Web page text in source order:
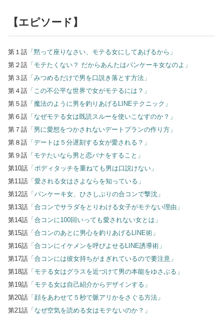
【エピソード】
第１話 「黙って座りなさい、モテる女にしてあげるから」
第２話 「モテたくない？ だからあんたはパンケーキ女なのよ」
第３話 「みつめるだけで男を口説き落とす方法」
第４話 「この不公平な世界で女がモテるには？」
第５話 「魔法のように男を釣りあげるLINEテクニック」
第６話 「なぜモテる女は既読スルーを使いこなすのか？」
第７話 「男に愛想をつかされないデートプランの作り方」
第８話 「デートは５分遅刻する女が愛される？」
第９話 「モテたいなら男と恋バナをすること」
第10話 「ボディタッチを重ねても男は口説けない」
第11話 「愛される女はさよならを知っている」
第12話 「パンケーキ女、ひさしぶりの合コンで撃沈」
第13話 「合コンでサラダをとりわける女子がモテない理由」
第14話 「合コンに100回いっても愛されない女とは」
第15話 「合コンのあとに男心を釣りあげるLINE術」
第16話 「合コンにイケメンを呼びよせるLINE誘導術」
第17話 「合コンには彼女持ちがまぎれているので要注意」
第18話 「モテる女はグラスを近づけて男の本能をゆさぶる」
第19話 「モテる女は自己紹介からデザインする」
第20話 「顔をあわせて５秒で脈アリかをさぐる方法」
第21話 「なぜ空気を読める女はモテないのか？」